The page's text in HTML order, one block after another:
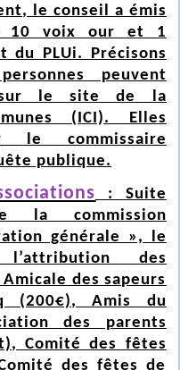
le conseil a émis
10 voix our et 1
PLUi. Précisons
peuvent
le site de la
(ICI). Elles
le commissaire
publique.
: Suite
la commission
générale », le
des
des sapeurs
(200€), Amis du
des parents
Comité des fêtes
des fêtes de